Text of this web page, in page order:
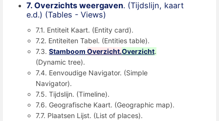
7. Overzichts weergaven. (Tijdslijn, kaart
e.d.) (Tables - Views)
7.1. Entiteit Kaart. (Entity card).
7.2. Entiteiten Tabel. (Entities table).
7.3.StamboomOverzicht.Overzicht.
(Dynamic tree).
7.4. Eenvoudige Navigator. (Simple
Navigator).
7.5. Tijdslijn. (Timeline).
7.6. Geografische Kaart. (Geographic map).
7.7. Plaatsen Lijst. (List of places).